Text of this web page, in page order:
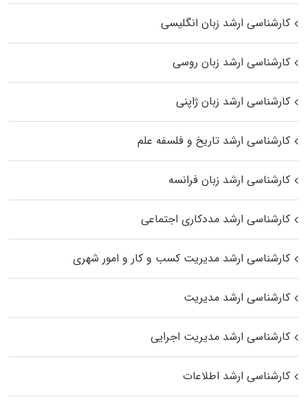
کارشناسی ارشد زبان انگلیسی
کارشناسی ارشد زبان روسی
کارشناسی ارشد زبان ژاپنی
کارشناسی ارشد تاریخ و فلسفه علم
کارشناسی ارشد زبان فرانسه
کارشناسی ارشد مددکاری اجتماعی
کارشناسی ارشد مدیریت کسب و کار و امور شهری
کارشناسی ارشد مدیریت
کارشناسی ارشد مدیریت اجرایی
کارشناسی ارشد اطلاعات